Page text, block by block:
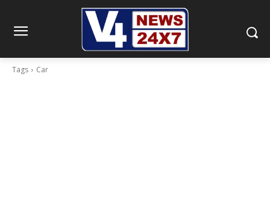
Tags Car